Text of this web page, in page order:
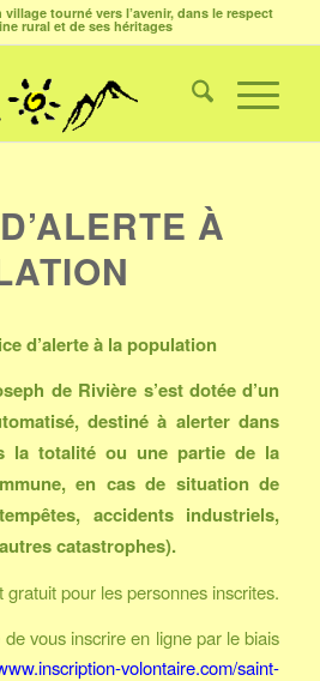
tourné vers l’avenir, dans le respect
rural et de ses héritages
À
d’alerte à la population
de Rivière s’est dotée d’un
destiné à alerter dans
la totalité ou une partie de la
en cas de situation de
accidents industriels,
catastrophes).
pour les personnes inscrites.
vous inscrire en ligne par le biais
volontaire.com/saint-